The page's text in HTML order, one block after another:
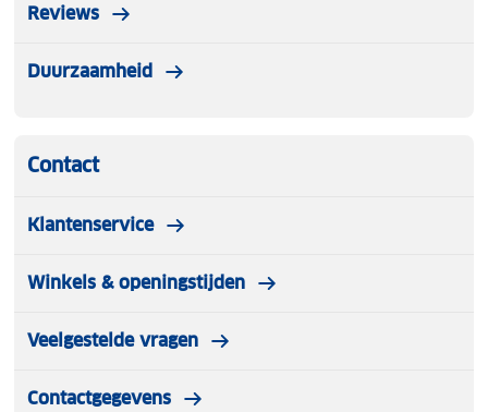
Reviews
Duurzaamheid
Contact
Klantenservice
Winkels & openingstijden
Veelgestelde vragen
Contactgegevens